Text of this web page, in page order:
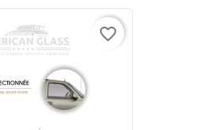
favorite_border